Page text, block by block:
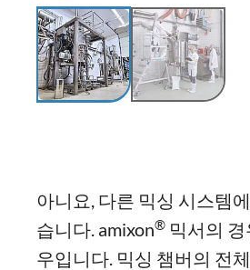
아니요, 다른 믹싱 시스템
습니다. amixon® 믹서의
우입니다. 믹싱 챔버의 전